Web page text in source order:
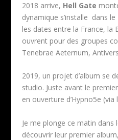
2018 arrive, Hell Gate
dynamique s’installe dans
les dates entre la France, la
ouvrent pour des groupes
Tenebrae Aeternum,
2019, un projet d’album se
studio. Juste avant le
en ouverture d’Hypno5e (via
Je me plonge ce matin
découvrir leur premier album,